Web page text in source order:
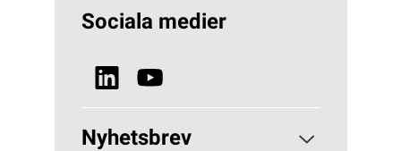
Hållbarhet
Nyheter & Media
Lösningar Byggisolering
Sociala medier
Nyhetsbrev